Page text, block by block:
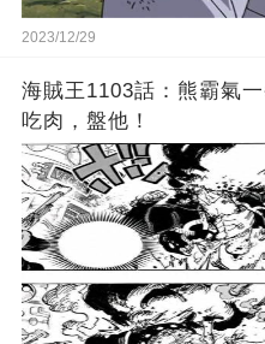
2023/12/29
海賊王1103話：熊霸氣
吃肉，盤他！